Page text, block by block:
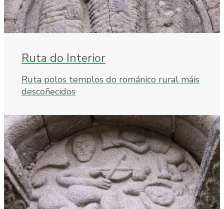
Ruta do Interior
Ruta polos templos do románico rural máis
descoñecidos